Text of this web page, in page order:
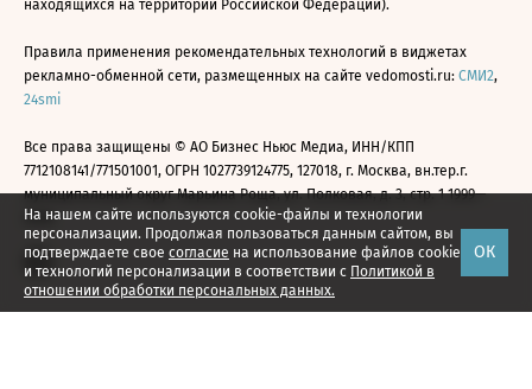
На нашем сайте используются cookie-файлы и технологии
персонализации. Продолжая пользоваться данным сайтом, вы
подтверждаете свое согласие на использование файлов cookie
и технологий персонализации в соответствии с Политикой в
отношении обработки персональных данных.
ОК
находящихся на территории Российской Федерации).
Правила применения рекомендательных технологий в виджетах
рекламно-обменной сети, размещенных на сайте vedomosti.ru: СМИ2,
24smi
Все права защищены © АО Бизнес Ньюс Медиа, ИНН/КПП
7712108141/771501001, ОГРН 1027739124775, 127018, г. Москва, вн.тер.г.
муниципальный округ Марьина Роща, ул. Полковая, д. 3, стр. 1 1999—
2026